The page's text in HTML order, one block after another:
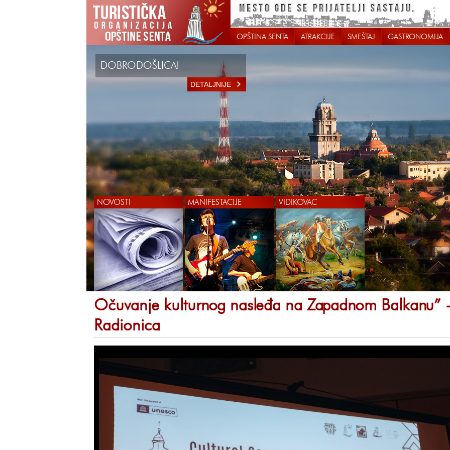
OPŠTINA SENTA ATRAKCIJE SMEŠTAJ GASTRONOMIJA
DOBRODOŠLICA!
DETALJNIJE
NOVOSTI MANIFESTACIJE VIDIKOVAC
Očuvanje kulturnog nasleđa na Zapadnom Balkanu”
Radionica